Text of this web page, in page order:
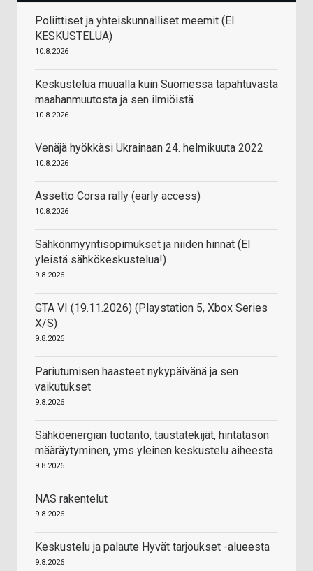
Poliittiset ja yhteiskunnalliset meemit (EI
KESKUSTELUA)
10.8.2026
Keskustelua muualla kuin Suomessa tapahtuvasta
maahanmuutosta ja sen ilmiöistä
10.8.2026
Venäjä hyökkäsi Ukrainaan 24. helmikuuta 2022
10.8.2026
Assetto Corsa rally (early access)
10.8.2026
Sähkönmyyntisopimukset ja niiden hinnat (EI
yleistä sähkökeskustelua!)
9.8.2026
GTA VI (19.11.2026) (Playstation 5, Xbox Series
X/S)
9.8.2026
Pariutumisen haasteet nykypäivänä ja sen
vaikutukset
9.8.2026
Sähköenergian tuotanto, taustatekijät, hintatason
määräytyminen, yms yleinen keskustelu aiheesta
9.8.2026
NAS rakentelut
9.8.2026
Keskustelu ja palaute Hyvät tarjoukset -alueesta
9.8.2026